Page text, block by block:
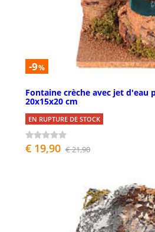
-9%
Fontaine crèche avec jet d'eau
20x15x20 cm
EN RUPTURE DE STOCK
€ 19,90 € 21,90